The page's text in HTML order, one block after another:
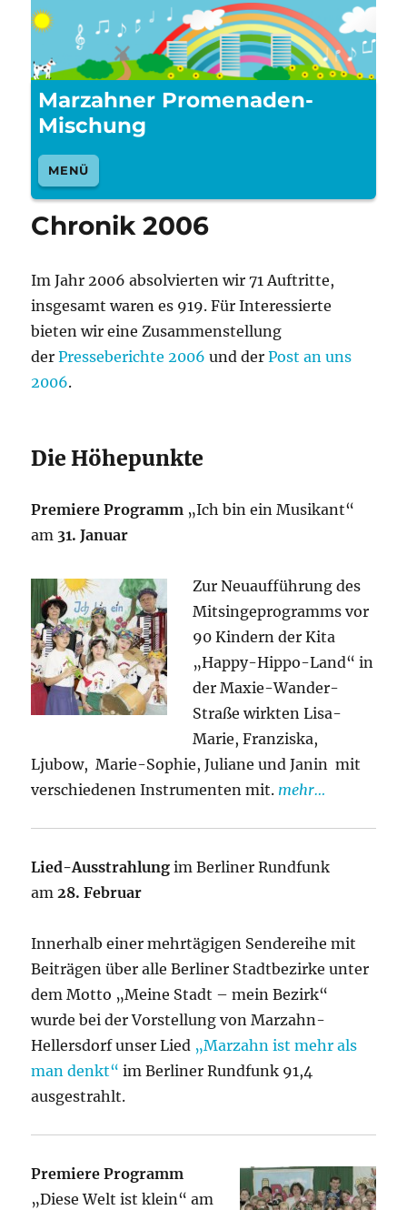
Marzahner Promenaden-
Mischung
MENÜ
Chronik 2006
Im Jahr 2006 absolvierten wir 71 Auftritte,
insgesamt waren es 919. Für Interessierte
bieten wir eine Zusammenstellung
derPresseberichte 2006 und derPost an uns
2006.
Die Höhepunkte
Premiere Programm „Ich bin ein Musikant“
am 31. Januar
Zur Neuaufführung des
Mitsingeprogramms vor
90 Kindern der Kita
„Happy-Hippo-Land“ in
der Maxie-Wander-
Straße wirkten Lisa-
Marie, Franziska,
Ljubow, Marie-Sophie, Juliane und Janin mit
verschiedenen Instrumenten mit. mehr…
Lied-Ausstrahlung im Berliner Rundfunk
am28. Februar
Innerhalb einer mehrtägigen Sendereihe mit
Beiträgen über alle Berliner Stadtbezirke unter
dem Motto „Meine Stadt – mein Bezirk“
wurde bei der Vorstellung von Marzahn-
Hellersdorf unser Lied „Marzahn ist mehr als
man denkt“ im Berliner Rundfunk 91,4
ausgestrahlt.
Premiere Programm
„Diese Welt ist klein“ am